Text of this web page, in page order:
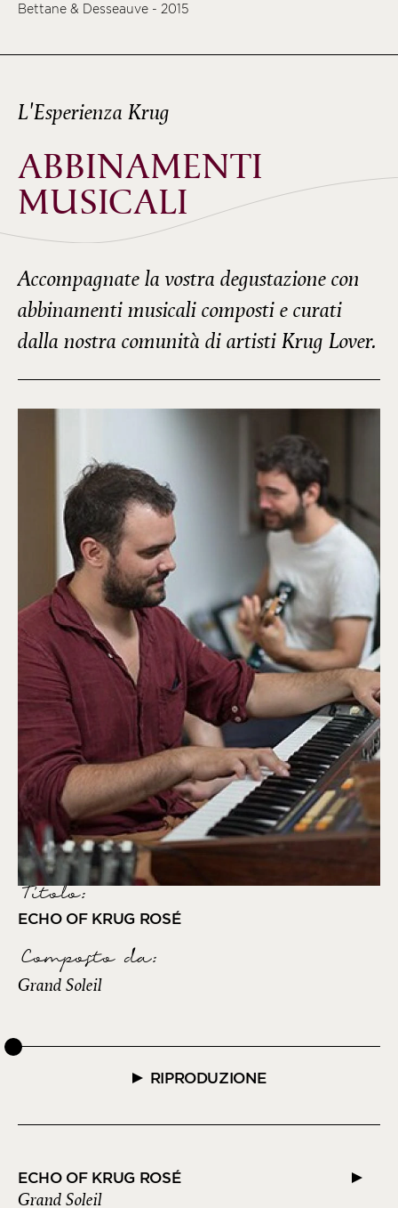
Bettane & Desseauve - 2015
L'Esperienza Krug
ABBINAMENTI
MUSICALI
Accompagnate la vostra degustazione con
abbinamenti musicali composti e curati
dalla nostra comunità di artisti Krug Lover.
Titolo:
ECHO OF KRUG ROSÉ
Composto da:
Grand Soleil
RIPRODUZIONE
ECHO OF KRUG ROSÉ
Grand Soleil